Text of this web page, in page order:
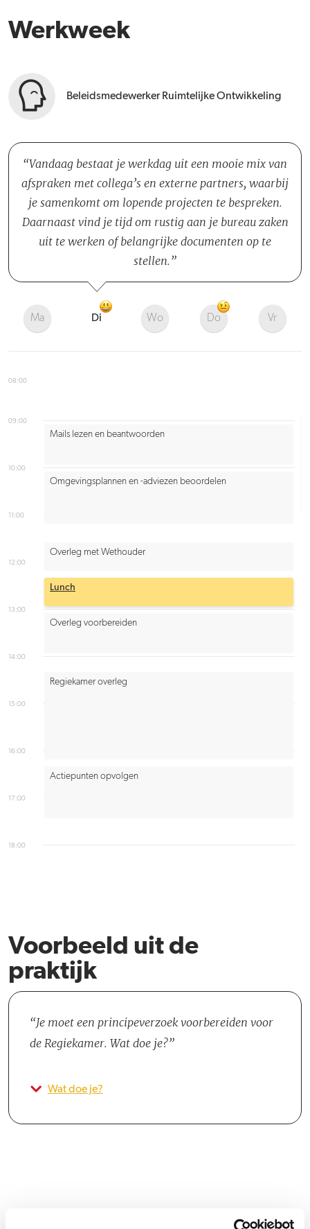
Werkweek
Beleidsmedewerker Ruimtelijke Ontwikkeling
Vandaag bestaat je werkdag uit een mooie mix van
afspraken met collega’s en externe partners, waarbij
je samenkomt om lopende projecten te bespreken.
Daarnaast vind je tijd om rustig aan je bureau zaken
uit te werken of belangrijke documenten op te
stellen.
Ma Di Wo Do Vr
08:00
09:00
10:00
11:00
12:00
13:00
14:00
15:00
16:00
17:00
18:00
Lunch
Mails lezen en beantwoorden
Actiepunten opvolgen
Omgevingsplannen en -adviezen beoordelen
Overleg met Wethouder
Regiekamer overleg
Overleg voorbereiden
Voorbeeld uit de
praktijk
Je moet een principeverzoek voorbereiden voor
de Regiekamer. Wat doe je?
Wat doe je?